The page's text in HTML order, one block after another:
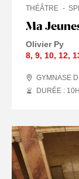
Ma
THÉÂTRE
Olivier Py
8, 9, 10, 12,
GYMNASE
DURÉE : 10H